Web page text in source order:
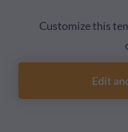
Customize this
Edit